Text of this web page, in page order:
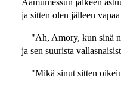
Aamumessun jälkeen
ja sitten olen jälleen
"Ah, Amory, kun sinä
ja sen suurista
"Mikä sinut sitten